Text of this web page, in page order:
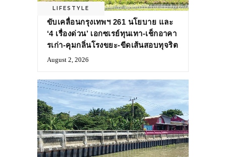
LIFESTYLE
ขับเคลื่อนกรุงเทพฯ 261 นโยบาย และ
‘4 เรื่องด่วน’ เอกซเรย์ทุนเทา-เช็กอาคา
รเก่า-คุมกลิ่นโรงขยะ-ขีดเส้นสอบทุจริต
August 2, 2026